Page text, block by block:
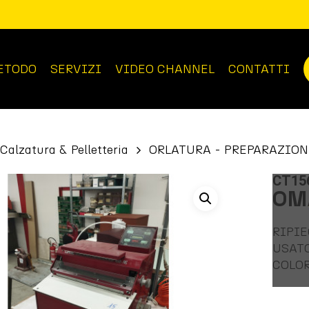
SERVIZI VIDEO CHANNEL CONTATTI
Calzatura & Pelletteria ORLATURA -